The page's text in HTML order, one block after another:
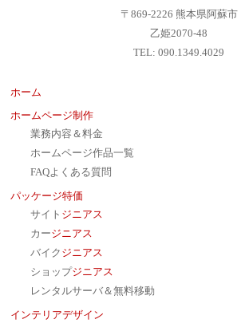
〒869-2226 熊本県阿蘇市
乙姫2070-48
TEL: 090.1349.4029
ホーム
ホームページ制作
業務内容＆料金
ホームページ作品一覧
FAQよくある質問
パッケージ特価
サイト ジニアス
カージニアス
バイク ジニアス
ショップジニアス
レンタルサーバ＆無料移動
インテリアデザイン